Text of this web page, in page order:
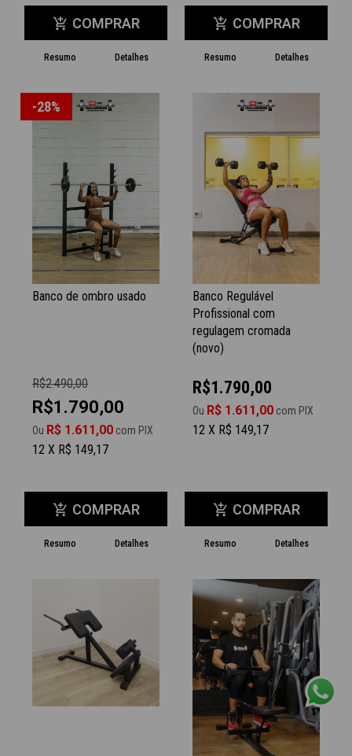
add_shopping_cart COMPRAR
Resumo Detalhes
add_shopping_cart COMPRAR
Resumo Detalhes
-28%
Banco de ombro usado
R$2.490,00
R$1.790,00
Ou R$ 1.611,00 com PIX
12 X R$ 149,17
add_shopping_cart COMPRAR
Resumo Detalhes
Banco Regulável
Profissional com
regulagem cromada
(novo)
R$1.790,00
Ou R$ 1.611,00 com PIX
12 X R$ 149,17
add_shopping_cart COMPRAR
Resumo Detalhes